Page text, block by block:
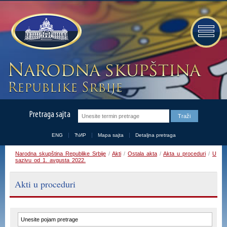
Pretraga sajta
ENG ЋИР Mapa sajta Detaljna pretraga
Narodna skupština Republike Srbije / Akti / Ostala akta / Akta u proceduri / U
sazivu od 1. avgusta 2022.
Akti u proceduri